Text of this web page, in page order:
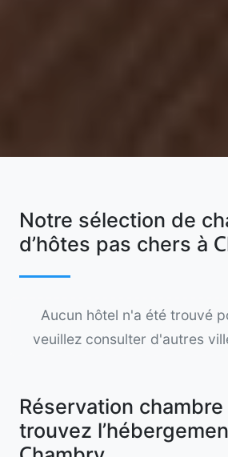
Notre sélection de
d’hôtes pas chers à
Aucun hôtel n'a été trouvé
veuillez consulter d'autres
Réservation chambre
trouvez